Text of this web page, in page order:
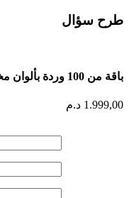
طرح سؤال
باقة من 100 وردة بألوان مختلطة
1.999,00 د.م